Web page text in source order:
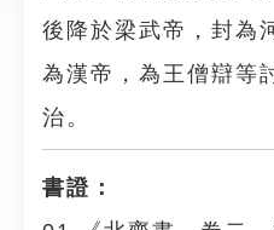
後降於梁武帝，封為
為漢帝，為王僧辯等
治。
書證：